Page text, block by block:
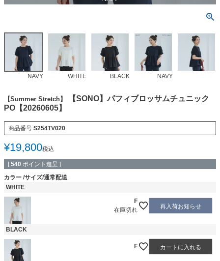
NAVY WHITE BLACK NAVY
【Summer Stretch】
【SONO】パフィブロッサムチュニック
PO【20260605】
商品番号 S254TV020
¥19,800税込
[ 540 ポイント進呈 ]
カラー サイズ/通常配送
WHITE
F
在庫切れ
再入荷お知らせ
BLACK
F カートに入れる